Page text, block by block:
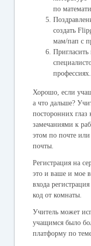
по
создать
мам/пап с
Пригласить
профессиях.
Хорошо, если
а что дальше?
посторонних глаз
замечаниями к
этом по почте
почты.
Регистрация на
это и ваше и мое
входа
код от комнаты.
Учитель может
учащимся было
платформу по